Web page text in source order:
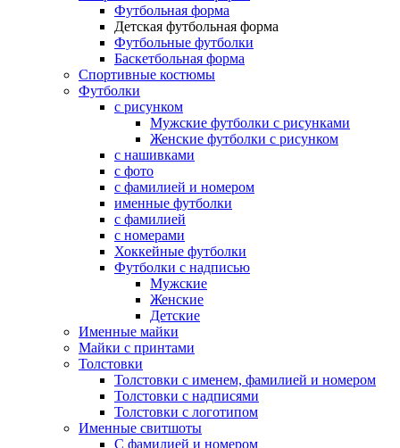
Футбольная форма
Детская футбольная форма
Футбольные футболки
Баскетбольная форма
Спортивные костюмы
Футболки
с рисунком
Мужские футболки с рисунками
Женские футболки с рисунком
с нашивками
с фото
с фамилией и номером
именные футболки
с фамилией
с номерами
Хоккейные футболки
Футболки с надписью
Мужские
Женские
Детские
Именные майки
Майки с принтами
Толстовки
Толстовки с именем, фамилией и номером
Толстовки с надписями
Толстовки с логотипом
Именные свитшоты
С фамилией и номером